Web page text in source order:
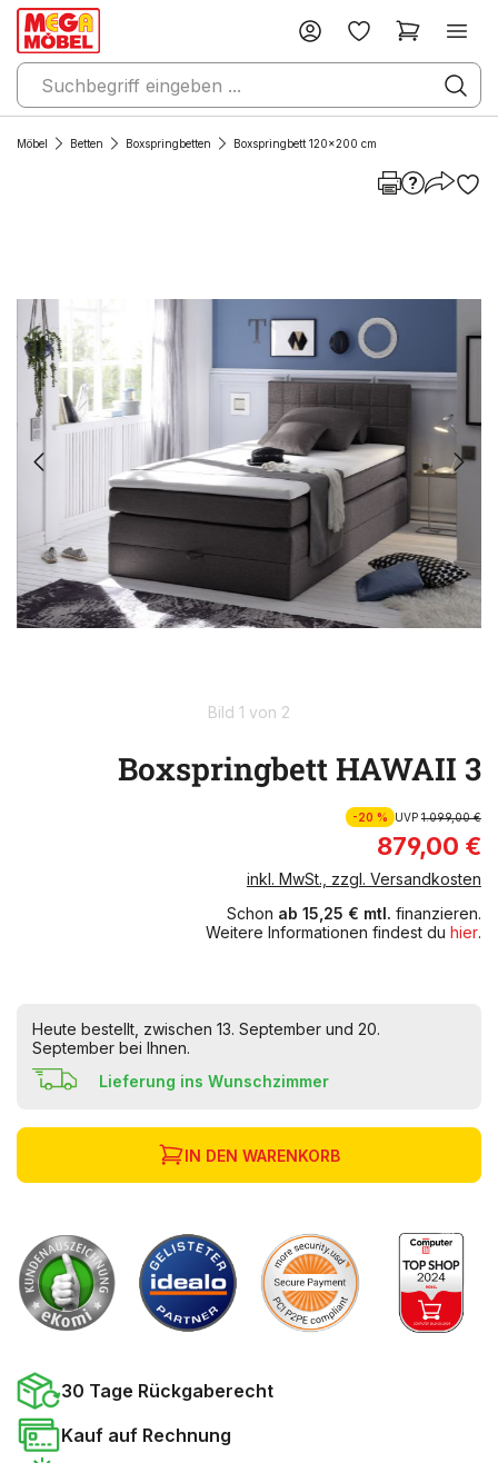
Möbel Betten Boxspringbetten Boxspringbett 120x200 cm
Bild 1 von 2
Boxspringbett HAWAII 3
-20 % UVP1.099,00 €
879,00 €
inkl. MwSt., zzgl. Versandkosten
Schon ab 15,25 € mtl. finanzieren.
Weitere Informationen findest du hier.
Heute bestellt, zwischen 13. September und 20.
September bei Ihnen.
Lieferung ins Wunschzimmer
IN DEN WARENKORB
30 Tage Rückgaberecht
Kauf auf Rechnung